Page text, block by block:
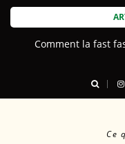
Skip
Comment la fast
Ce